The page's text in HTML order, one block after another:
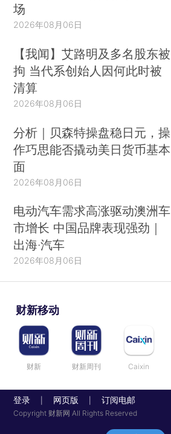
场
2026年08月06日
【我闻】艾路明及多名股东被
拘 当代系创始人因何此时被
清算
2026年08月06日
分析｜贝森特操盘稳日元，操
作巧思能否撬动美日货币基本
面
2026年08月06日
电动汽车需求高涨驱动澳洲车
市增长 中国品牌表现强劲｜
出海·汽车
2026年08月06日
财新移动
财新 财新周刊 Caixin
登录 网页版 订阅电邮
Copyright 财新网 All Rights Reserved